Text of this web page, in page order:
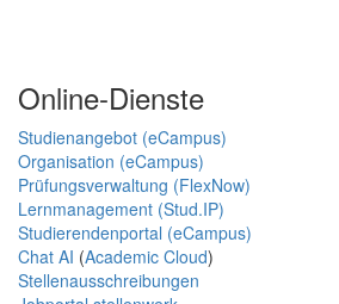
Online-Dienste
Studienangebot (eCampus)
Organisation (eCampus)
Prüfungsverwaltung (FlexNow)
Lernmanagement (Stud.IP)
Studierendenportal (eCampus)
Chat AI (Academic Cloud)
Stellenausschreibungen